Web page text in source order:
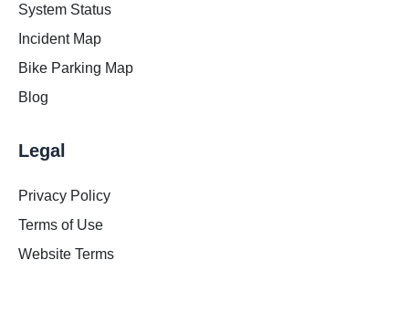
System Status
Incident Map
Bike Parking Map
Blog
Legal
Privacy Policy
Terms of Use
Website Terms